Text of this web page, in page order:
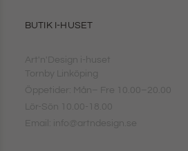
BUTIK I-HUSET
Art'n'Design i-huset
Tornby Linköping
Öppetider: Mån– Fre 10.00–20.00
Lör-Sön 10.00-18.00
Email: info@artndesign.se